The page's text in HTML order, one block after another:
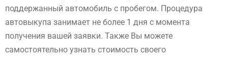
поддержанный автомобиль с пробегом. Процедура
автовыкупа занимает не более 1 дня с момента
получения вашей заявки. Также Вы можете
самостоятельно узнать стоимость своего